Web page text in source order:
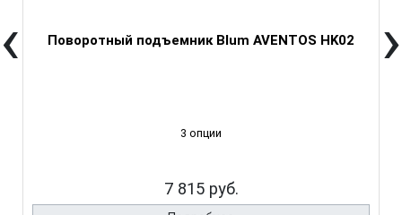
Поворотный подъемник Blum AVENTOS HK02
3 опции
7 815 руб.
‹ ›